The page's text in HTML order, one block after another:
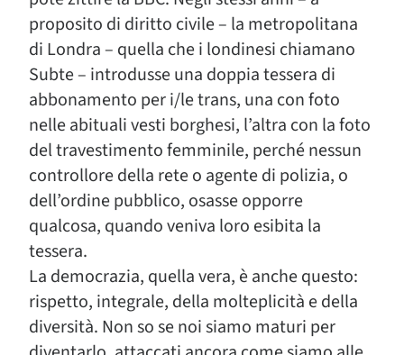
proposito di diritto civile – la metropolitana
di Londra – quella che i londinesi chiamano
Subte – introdusse una doppia tessera di
abbonamento per i/le trans, una con foto
nelle abituali vesti borghesi, l’altra con la foto
del travestimento femminile, perché nessun
controllore della rete o agente di polizia, o
dell’ordine pubblico, osasse opporre
qualcosa, quando veniva loro esibita la
tessera.
La democrazia, quella vera, è anche questo:
rispetto, integrale, della molteplicità e della
diversità. Non so se noi siamo maturi per